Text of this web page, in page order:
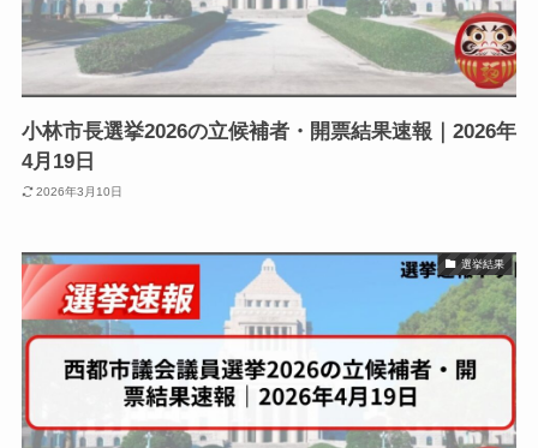
小林市長選挙2026の立候補者・開票結果速報｜2026年
4月19日
2026年3月10日
選挙結果